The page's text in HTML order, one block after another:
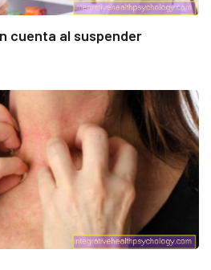
cuenta al suspender